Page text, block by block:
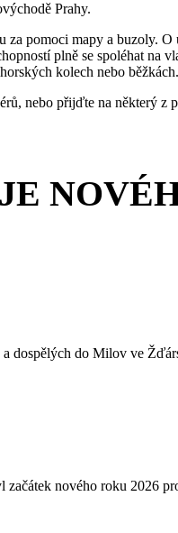
Prahy.
pomoci mapy a buzoly.
plně se spoléhat na
kolech nebo běžkách.
nebo přijďte na některý z
dospělých do Milov ve
nového roku 2026